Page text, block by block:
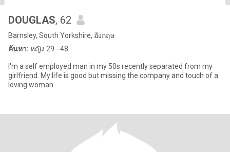
DOUGLAS, 62
Barnsley, South Yorkshire, อังกฤษ
ค้นหา: หญิง 29 - 48
I'm a self employed man in my 50s recently separated from my
girlfriend. My life is good but missing the company and touch of a
loving woman.